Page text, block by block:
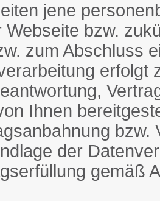
jene
Webseite bzw.
zum Abschluss
erfolgt
Ihnen
der
gemäß